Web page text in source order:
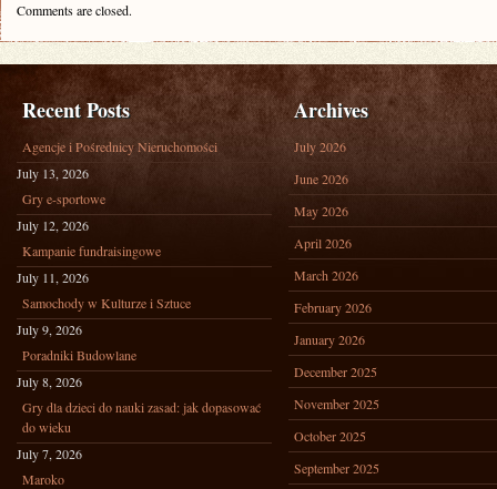
Comments are closed.
Recent Posts
Agencje i Pośrednicy Nieruchomości
July 13, 2026
Gry e-sportowe
July 12, 2026
Kampanie fundraisingowe
July 11, 2026
Samochody w Kulturze i Sztuce
July 9, 2026
Poradniki Budowlane
July 8, 2026
Gry dla dzieci do nauki zasad: jak dopasować
do wieku
July 7, 2026
Maroko
Archives
July 2026
June 2026
May 2026
April 2026
March 2026
February 2026
January 2026
December 2025
November 2025
October 2025
September 2025